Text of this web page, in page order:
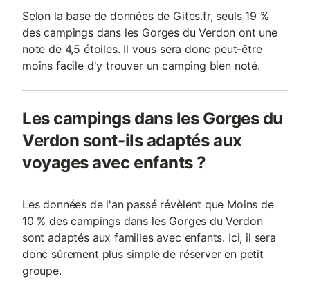
Selon la base de données de Gites.fr, seuls 19 %
des campings dans les Gorges du Verdon ont une
note de 4,5 étoiles. Il vous sera donc peut-être
moins facile d'y trouver un camping bien noté.
Les campings dans les Gorges du
Verdon sont-ils adaptés aux
voyages avec enfants ?
Les données de l'an passé révèlent que Moins de
10 % des campings dans les Gorges du Verdon
sont adaptés aux familles avec enfants. Ici, il sera
donc sûrement plus simple de réserver en petit
groupe.